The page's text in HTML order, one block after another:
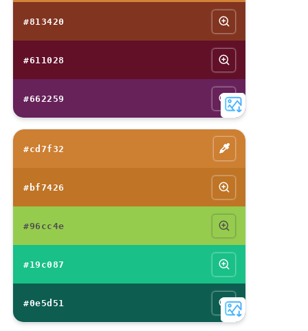
#813420
#611028
#662259
#cd7f32
#bf7426
#96cc4e
#19c087
#0e5d51